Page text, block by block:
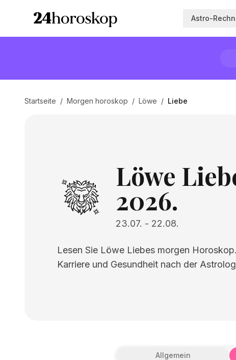
Astro-
Startseite / Morgen horoskop / Löwe / Liebe
Löwe
2026.
23.07. - 22.08.
Lesen Sie Löwe Liebes morgen
Karriere und Gesundheit nach der
Allgemein